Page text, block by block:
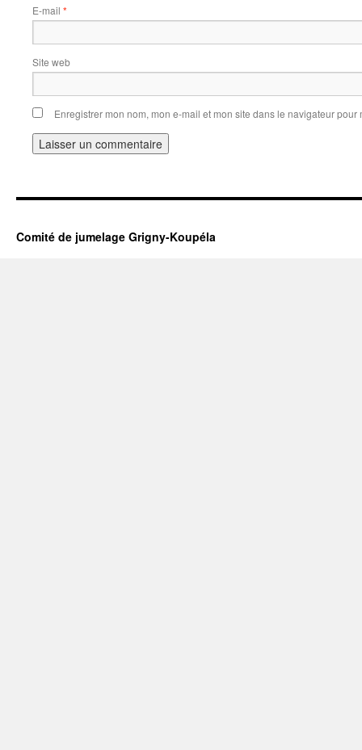
E-mail *
Site web
Enregistrer mon nom, mon e-mail et mon site dans le navigateur
Comité de jumelage Grigny-Koupéla